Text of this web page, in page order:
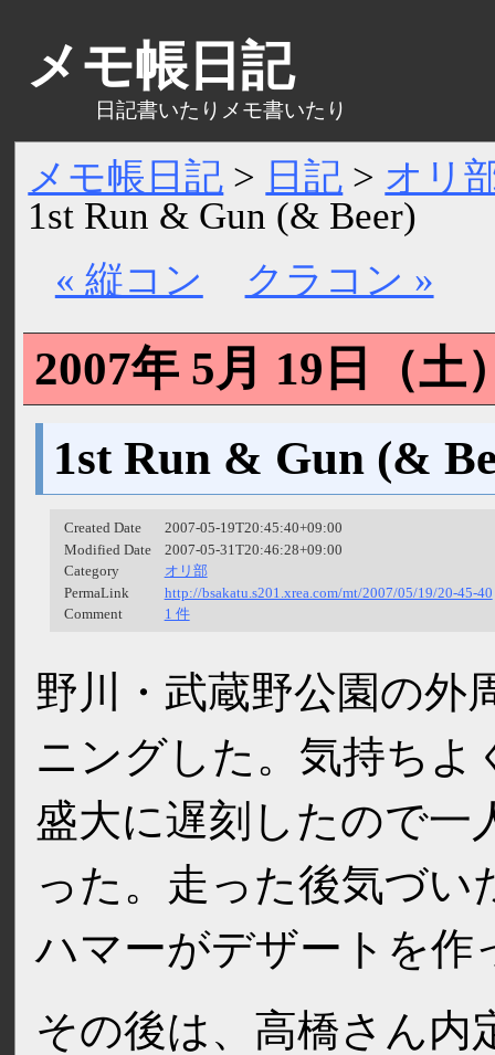
メモ帳日記 > 日記 > オリ
1st Run & Gun (& Beer)
« 縦コン
クラコン »
メモ帳日記
日記書いたりメモ書いたり
2007年 5月 19日（土
1st Run & Gun (&
Created Date
2007-05-19T20:45:40+09:00
Modified Date
2007-05-31T20:46:28+09:00
Category
オリ部
PermaLink
http://bsakatu.s201.xrea.com/mt/2007/05/19/20-45-40
Comment
1 件
野川・武蔵野公園の外
ニングした。気持ちよ
盛大に遅刻したので一
った。走った後気づい
ハマーがデザートを作
その後は、高橋さん内